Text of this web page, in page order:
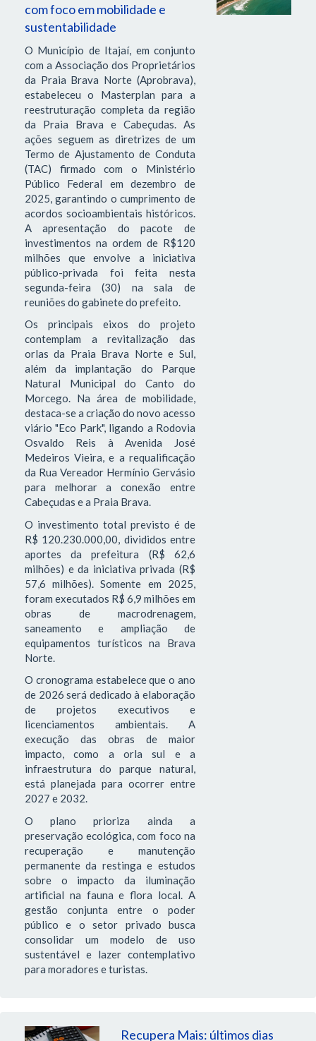
com foco em mobilidade e
sustentabilidade
O Município de Itajaí, em conjunto
com a Associação dos Proprietários
da Praia Brava Norte (Aprobrava),
estabeleceu o Masterplan para a
reestruturação completa da região
da Praia Brava e Cabeçudas. As
ações seguem as diretrizes de um
Termo de Ajustamento de Conduta
(TAC) firmado com o Ministério
Público Federal em dezembro de
2025, garantindo o cumprimento de
acordos socioambientais históricos.
A apresentação do pacote de
investimentos na ordem de R$120
milhões que envolve a iniciativa
público-privada foi feita nesta
segunda-feira (30) na sala de
reuniões do gabinete do prefeito.
Os principais eixos do projeto
contemplam a revitalização das
orlas da Praia Brava Norte e Sul,
além da implantação do Parque
Natural Municipal do Canto do
Morcego. Na área de mobilidade,
destaca-se a criação do novo acesso
viário "Eco Park", ligando a Rodovia
Osvaldo Reis à Avenida José
Medeiros Vieira, e a requalificação
da Rua Vereador Hermínio Gervásio
para melhorar a conexão entre
Cabeçudas e a Praia Brava.
O investimento total previsto é de
R$ 120.230.000,00, divididos entre
aportes da prefeitura (R$ 62,6
milhões) e da iniciativa privada (R$
57,6 milhões). Somente em 2025,
foram executados R$ 6,9 milhões em
obras de macrodrenagem,
saneamento e ampliação de
equipamentos turísticos na Brava
Norte.
O cronograma estabelece que o ano
de 2026 será dedicado à elaboração
de projetos executivos e
licenciamentos ambientais. A
execução das obras de maior
impacto, como a orla sul e a
infraestrutura do parque natural,
está planejada para ocorrer entre
2027 e 2032.
O plano prioriza ainda a
preservação ecológica, com foco na
recuperação e manutenção
permanente da restinga e estudos
sobre o impacto da iluminação
artificial na fauna e flora local. A
gestão conjunta entre o poder
público e o setor privado busca
consolidar um modelo de uso
sustentável e lazer contemplativo
para moradores e turistas.
Recupera Mais: últimos dias